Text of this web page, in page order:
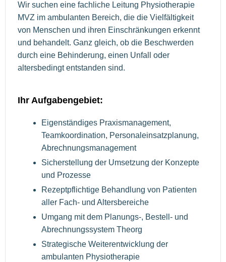
Wir suchen eine fachliche Leitung Physiotherapie
MVZ im ambulanten Bereich, die die Vielfältigkeit
von Menschen und ihren Einschränkungen erkennt
und behandelt. Ganz gleich, ob die Beschwerden
durch eine Behinderung, einen Unfall oder
altersbedingt entstanden sind.
Ihr Aufgabengebiet:
Eigenständiges Praxismanagement,
Teamkoordination, Personaleinsatzplanung,
Abrechnungsmanagement
Sicherstellung der Umsetzung der Konzepte
und Prozesse
Rezeptpflichtige Behandlung von Patienten
aller Fach- und Altersbereiche
Umgang mit dem Planungs-, Bestell- und
Abrechnungssystem Theorg
Strategische Weiterentwicklung der
ambulanten Physiotherapie